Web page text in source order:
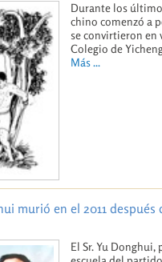
Durante los
chino comenzó a
se convirtieron en
Colegio de
Más ...
murió en el 2011
El Sr. Yu Donghui,